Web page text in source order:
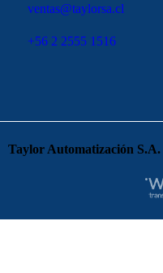
ventas@taylorsa.cl
+56 2 2555 1516
Taylor Automatización S.A.